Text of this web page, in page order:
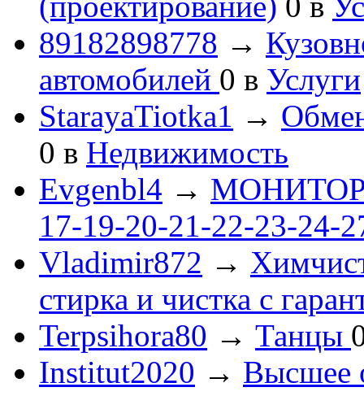
89182898778 →
автомобилей 0 в Услуги
StarayaTiotka1 →
0 в Недвижимость
Evgenbl4 → МОНИТОРЫ
17-19-20-21-22-23-24-
Vladimir872 →
стирка и чистка с
Terpsihora80 → Танцы
Institut2020 → Высшее